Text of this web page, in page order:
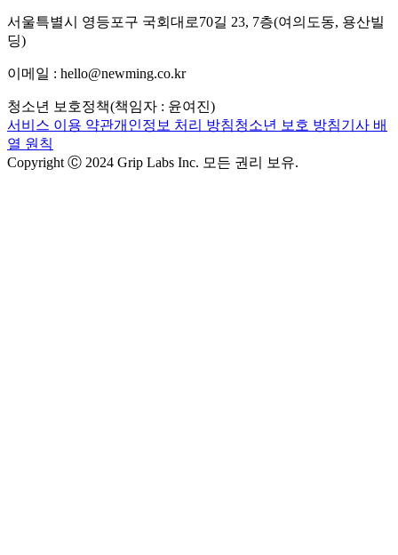
서울특별시 영등포구 국회대로70길 23, 7층(여의도동, 용산빌
딩)
이메일 : hello@newming.co.kr
청소년 보호정책(책임자 : 윤여진)
서비스 이용 약관개인정보 처리 방침청소년 보호 방침기사 배
열 원칙
Copyright Ⓒ 2024 Grip Labs Inc. 모든 권리 보유.